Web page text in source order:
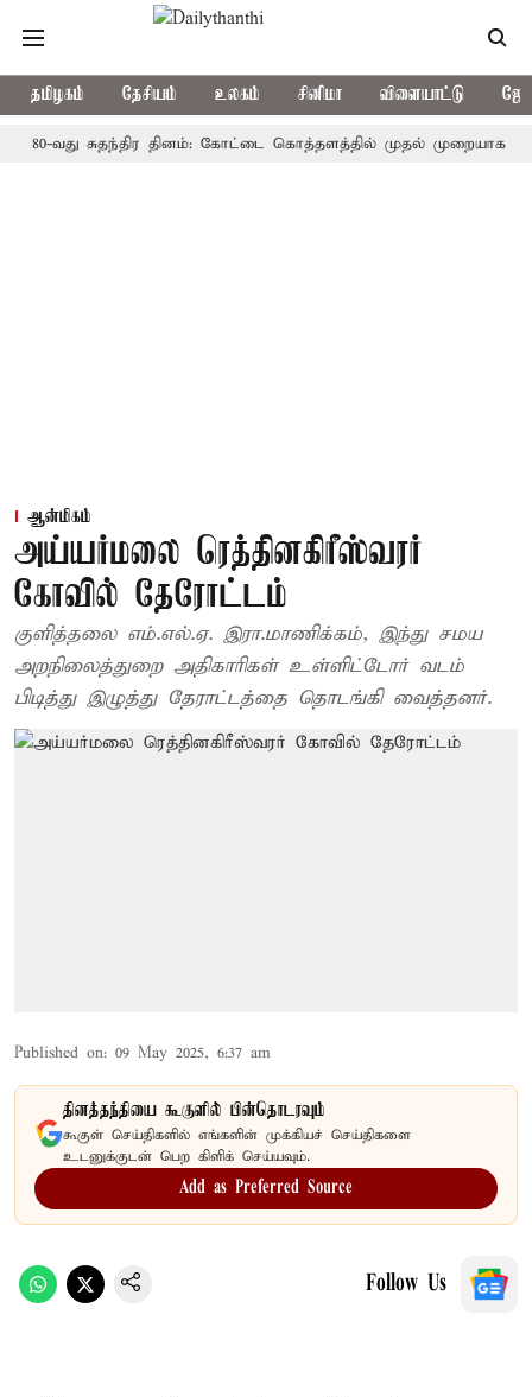
தமிழகம் தேசியம் உலகம் சினிமா விளையாட்டு
சுதந்திர தினம்: கோட்டை கொத்தளத்தில் முதல் முறையாக தேசிய
ஆன்மிகம்
அய்யர்மலை ரெத்தினகிரீஸ்வரர்
கோவில் தேரோட்டம்
குளித்தலை எம்.எல்.ஏ. இரா.மாணிக்கம், இந்து சமய
அறநிலைத்துறை அதிகாரிகள் உள்ளிட்டோர் வடம்
பிடித்து இழுத்து தேராட்டத்தை தொடங்கி வைத்தனர்.
Published on: 09 May 2025, 6:37 am
தினத்தந்தியை கூகுளில் பின்தொடரவும்
கூகுள் செய்திகளில் எங்களின் முக்கியச் செய்திகளை
உடனுக்குடன் பெற கிளிக் செய்யவும்.
Add as Preferred Source
Follow Us